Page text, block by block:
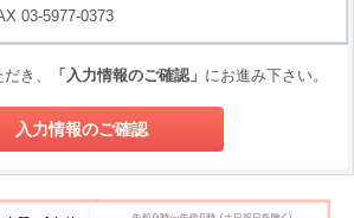
03-5977-0373
き、 「入力情報のご確認」 にお進み下さい。
入力情報のご確認